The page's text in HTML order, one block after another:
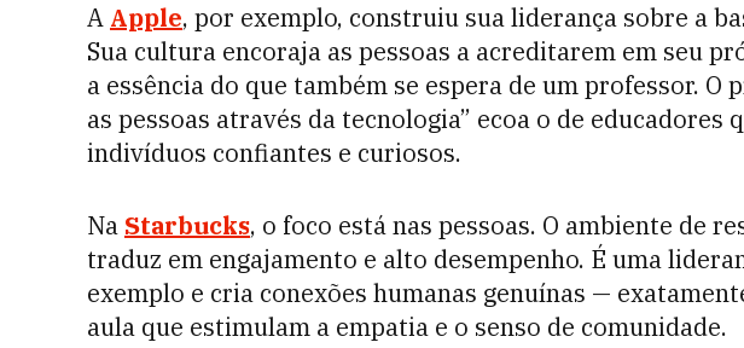
A Apple, por exemplo, construiu sua liderança sobre a
Sua cultura encoraja as pessoas a acreditarem em seu
a essência do que também se espera de um professor. O
as pessoas através da tecnologia” ecoa o de educadores
indivíduos confiantes e curiosos.
Na Starbucks, o foco está nas pessoas. O ambiente de
traduz em engajamento e alto desempenho. É uma
exemplo e cria conexões humanas genuínas —
aula que estimulam a empatia e o senso de comunidade.